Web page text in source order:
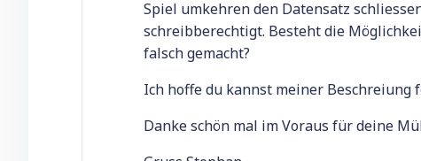
Spiel umkehren den Datensatz
schreibberechtigt. Besteht die
falsch gemacht?
Ich hoffe du kannst meiner Beschreiung
Danke schön mal im Voraus für deine